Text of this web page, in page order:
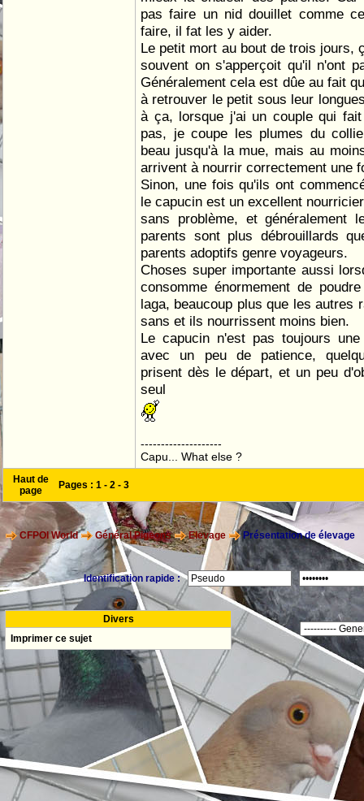
pas faire un nid douillet comme
faire, il fat les y aider.
Le petit mort au bout de trois jours,
souvent on s'apperçoit qu'il n'ont
Généralement cela est dûe au fait
à retrouver le petit sous leur
à ça, lorsque j'ai un couple qui
pas, je coupe les plumes du
beau jusqu'à la mue, mais au
arrivent à nourrir correctement une
Sinon, une fois qu'ils ont
le capucin est un excellent
sans problème, et généralement
parents sont plus débrouillards
parents adoptifs genre voyageurs.
Choses super importante aussi
consomme énormement de
laga, beaucoup plus que les autres
sans et ils nourrissent moins bien.
Le capucin n'est pas toujours
avec un peu de patience,
prisent dès le départ, et un peu
seul
--------------------
Capu... What else ?
Haut de
page
Pages : 1 - 2 - 3
CFPOI World Général Pigeons Elevage Présentation de élevage
Identification rapide :
Divers
Imprimer ce sujet